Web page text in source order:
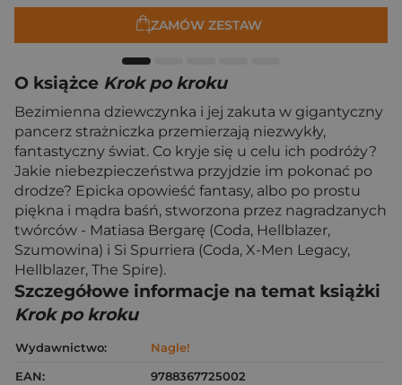
ZAMÓW ZESTAW
O książce Krok po kroku
Bezimienna dziewczynka i jej zakuta w gigantyczny
pancerz strażniczka przemierzają niezwykły,
fantastyczny świat. Co kryje się u celu ich podróży?
Jakie niebezpieczeństwa przyjdzie im pokonać po
drodze? Epicka opowieść fantasy, albo po prostu
piękna i mądra baśń, stworzona przez nagradzanych
twórców - Matiasa Bergarę (Coda, Hellblazer,
Szumowina) i Si Spurriera (Coda, X-Men Legacy,
Hellblazer, The Spire).
Szczegółowe informacje na temat książki
Krok po kroku
Wydawnictwo:
Nagle!
EAN:
9788367725002